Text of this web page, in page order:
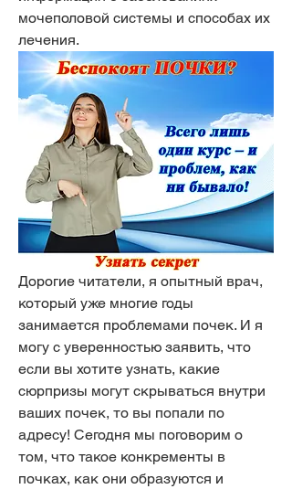
мочеполовой системы и способах их
лечения.
Дорогие читатели, я опытный врач,
который уже многие годы
занимается проблемами почек. И я
могу с уверенностью заявить, что
если вы хотите узнать, какие
сюрпризы могут скрываться внутри
ваших почек, то вы попали по
адресу! Сегодня мы поговорим о
том, что такое конкременты в
почках, как они образуются и